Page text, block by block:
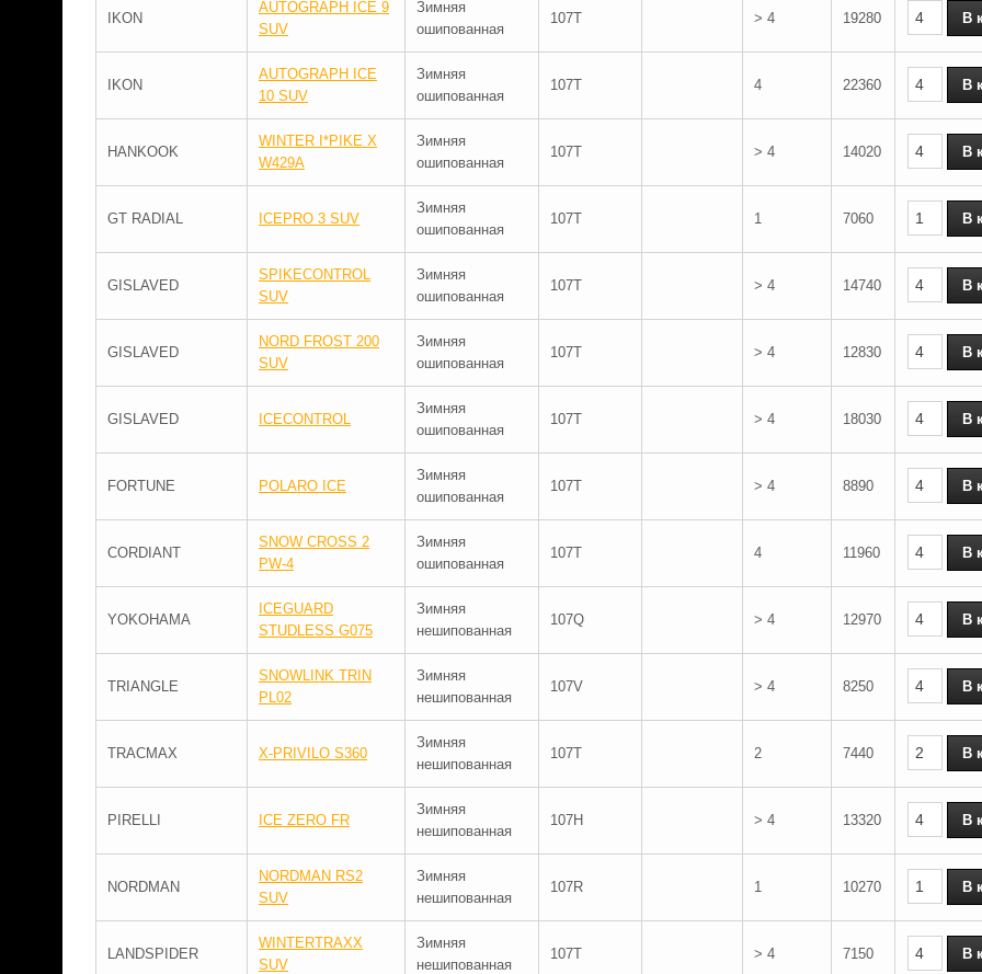
IKON
AUTOGRAPH ICE 9
SUV
Зимняя
ошипованная
107T > 4 19280
IKON
AUTOGRAPH ICE
10 SUV
Зимняя
ошипованная
107T 4 22360
HANKOOK
WINTER I*PIKE X
W429A
Зимняя
ошипованная
107T > 4 14020
GT RADIAL ICEPRO 3 SUV
Зимняя
ошипованная
107T 1 7060
GISLAVED
SPIKECONTROL
SUV
Зимняя
ошипованная
107T > 4 14740
GISLAVED
NORD FROST 200
SUV
Зимняя
ошипованная
107T > 4 12830
GISLAVED ICECONTROL
Зимняя
ошипованная
107T > 4 18030
FORTUNE POLARO ICE
Зимняя
ошипованная
107T > 4 8890
CORDIANT
SNOW CROSS 2
PW-4
Зимняя
ошипованная
107T 4 11960
YOKOHAMA
ICEGUARD
STUDLESS G075
Зимняя
нешипованная
107Q > 4 12970
TRIANGLE
SNOWLINK TRIN
PL02
Зимняя
нешипованная
107V > 4 8250
TRACMAX X-PRIVILO S360
Зимняя
нешипованная
107T 2 7440
PIRELLI ICE ZERO FR
Зимняя
нешипованная
107H > 4 13320
NORDMAN
NORDMAN RS2
SUV
Зимняя
нешипованная
107R 1 10270
LANDSPIDER
WINTERTRAXX
SUV
Зимняя
нешипованная
107T > 4 7150